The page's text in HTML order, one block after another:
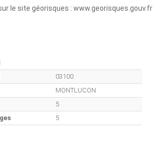
le site géorisques : www.georisques.gouv.fr
03100
MONTLUCON
5
5